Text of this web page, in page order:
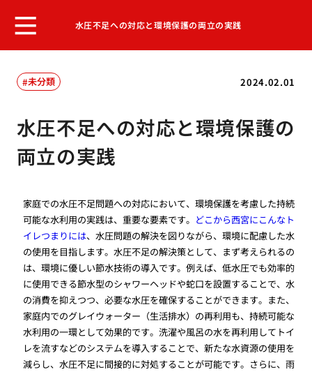
水圧不足への対応と環境保護の両立の実践
2024.02.01
未分類
水圧不足への対応と環境保護の
両立の実践
家庭での水圧不足問題への対応において、環境保護を考慮した持続
可能な水利用の実践は、重要な要素です。 どこから西宮にこんなト
イレつまりには、水圧問題の解決を図りながら、環境に配慮した水
の使用を目指します。水圧不足の解決策として、まず考えられるの
は、環境に優しい節水技術の導入です。例えば、低水圧でも効率的
に使用できる節水型のシャワーヘッドや蛇口を設置することで、水
の消費を抑えつつ、必要な水圧を確保することができます。また、
家庭内でのグレイウォーター（生活排水）の再利用も、持続可能な
水利用の一環として効果的です。洗濯や風呂の水を再利用してトイ
レを流すなどのシステムを導入することで、新たな水資源の使用を
減らし、水圧不足に間接的に対処することが可能です。さらに、雨